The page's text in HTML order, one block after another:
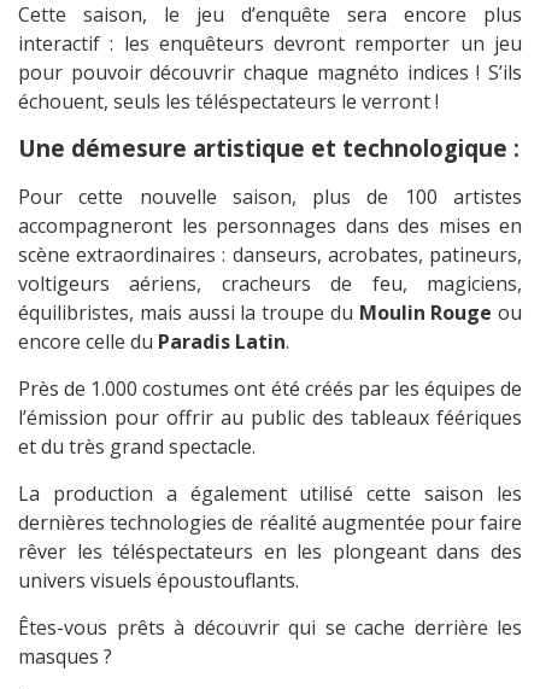
Cette saison, le jeu d’enquête sera encore plus
interactif : les enquêteurs devront remporter un jeu
pour pouvoir découvrir chaque magnéto indices ! S’ils
échouent, seuls les téléspectateurs le verront !
Une démesure artistique et technologique :
Pour cette nouvelle saison, plus de 100 artistes
accompagneront les personnages dans des mises en
scène extraordinaires : danseurs, acrobates, patineurs,
voltigeurs aériens, cracheurs de feu, magiciens,
équilibristes, mais aussi la troupe du Moulin Rouge ou
encore celle du Paradis Latin.
Près de 1.000 costumes ont été créés par les équipes de
l’émission pour offrir au public des tableaux féériques
et du très grand spectacle.
La production a également utilisé cette saison les
dernières technologies de réalité augmentée pour faire
rêver les téléspectateurs en les plongeant dans des
univers visuels époustouflants.
Êtes-vous prêts à découvrir qui se cache derrière les
masques ?